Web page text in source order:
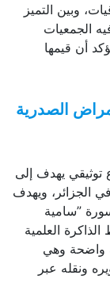
وبين التميز
الجمعيات
أن قيمها
الصدرية
يهدف إلى
الجزائر، ويهدف
”سامية
العلمية
واضحة وهي
ونقله عبر